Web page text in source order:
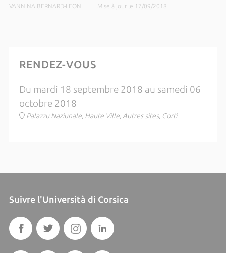
VANNINA BERNARD-LEONI Mise à jour le 17/09/2018
RENDEZ-VOUS
Du mardi 18 septembre 2018 au samedi 06
octobre 2018
Palazzu Naziunale, Haute Ville, Autres sites, Corti
Suivre l'Università di Corsica